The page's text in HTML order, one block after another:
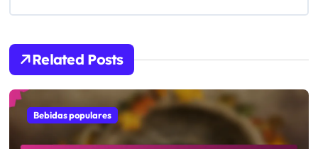
a
t
i
o
n
Related Posts
Bebidas populares